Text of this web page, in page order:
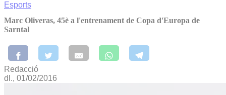
Esports
Marc Oliveras, 45è a l'entrenament de Copa d'Europa de
Sarntal
Redacció
dl., 01/02/2016